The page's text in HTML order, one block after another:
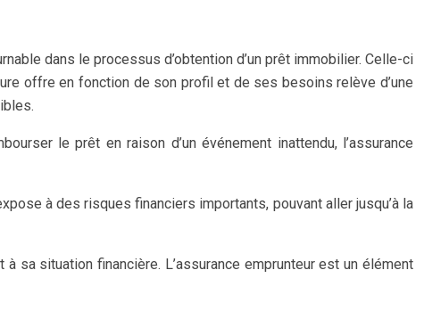
dans le processus d’obtention d’un prêt immobilier. Celle-ci
offre en fonction de son profil et de ses besoins relève d’une
le prêt en raison d’un événement inattendu, l’assurance
à des risques financiers importants, pouvant aller jusqu’à la
situation financière. L’assurance emprunteur est un élément